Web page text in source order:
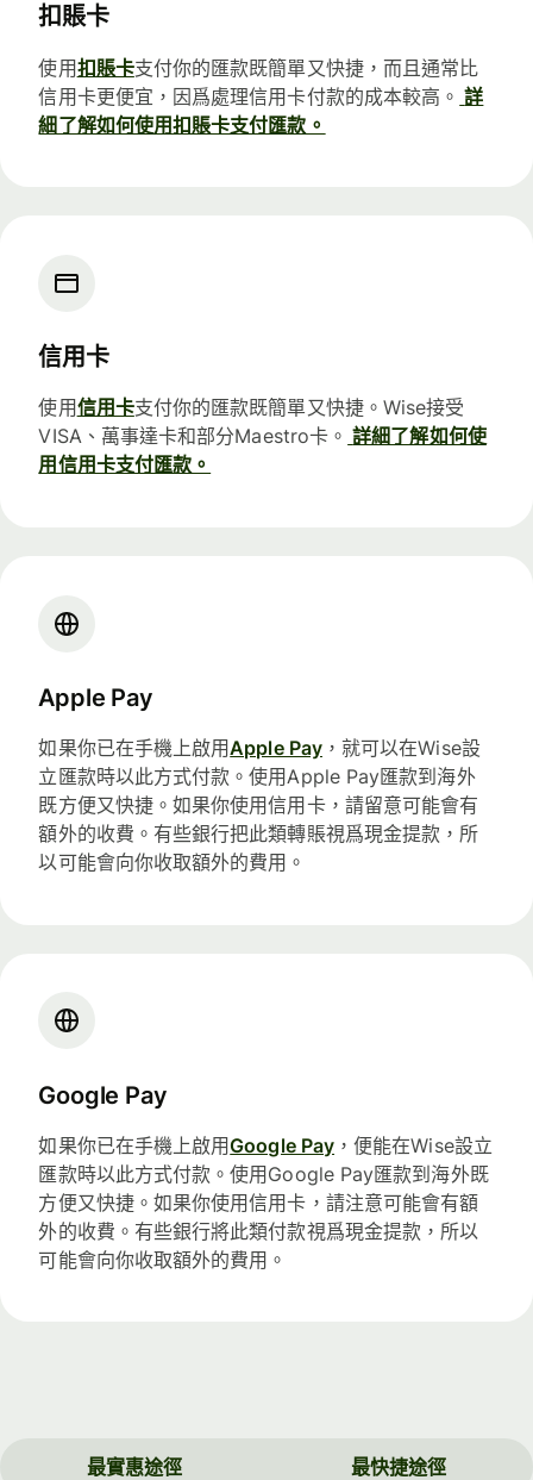
扣賬卡
使用扣賬卡支付你的匯款既簡單又快捷，而且通常比
信用卡更便宜，因爲處理信用卡付款的成本較高。 詳
細了解如何使用扣賬卡支付匯款。
信用卡
使用信用卡支付你的匯款既簡單又快捷。Wise接受
VISA、萬事達卡和部分Maestro卡。 詳細了解如何使
用信用卡支付匯款。
Apple Pay
如果你已在手機上啟用Apple Pay，就可以在Wise設
立匯款時以此方式付款。使用Apple Pay匯款到海外
既方便又快捷。如果你使用信用卡，請留意可能會有
額外的收費。有些銀行把此類轉賬視爲現金提款，所
以可能會向你收取額外的費用。
Google Pay
如果你已在手機上啟用Google Pay ，便能在Wise設立
匯款時以此方式付款。使用Google Pay匯款到海外既
方便又快捷。如果你使用信用卡，請注意可能會有額
外的收費。有些銀行將此類付款視爲現金提款，所以
可能會向你收取額外的費用。
最實惠途徑 最快捷途徑